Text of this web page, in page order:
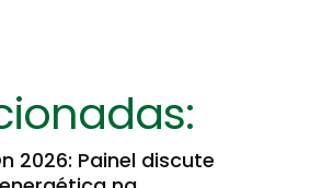
2026: Painel discute